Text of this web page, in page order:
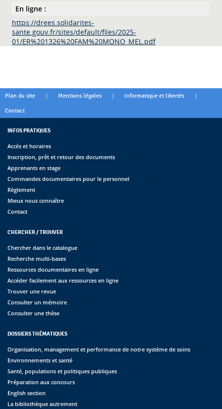
En ligne :
https://drees.solidarites-
sante.gouv.fr/sites/default/files/2025-
01/ER%201326%20FAM%20MONO_MEL.pdf
Plan du site | Mentions légales | Informatique et libertés |
Contact
INFOS PRATIQUES
Accès et horaires
Inscription, prêt et retour des documents
Apprenants en stage
Commandes documentaires pour le personnel
Règlement
Mieux nous connaître
Contact
CHERCHER / TROUVER
Chercher dans le catalogue
Recherche multi-bases
Ressources documentaires en ligne
Accéder facilement aux ressources en ligne
Trouver une revue
Consulter un mémoire
Consulter une thèse
DOSSIERS THÉMATIQUES
Organisation, management et performance de notre système de soins
Environnements et santé
Santé, populations et politiques publiques
Préparation aux concours
English section
La bibliothèque autrement